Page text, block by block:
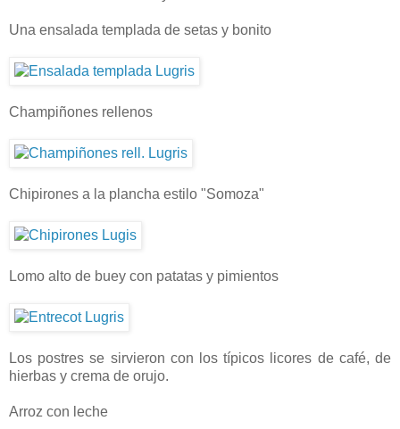
Una ensalada templada de setas y bonito
Champiñones rellenos
Chipirones a la plancha estilo "Somoza"
Lomo alto de buey con patatas y pimientos
Los postres se sirvieron con los típicos licores de café, de
hierbas y crema de orujo.
Arroz con leche